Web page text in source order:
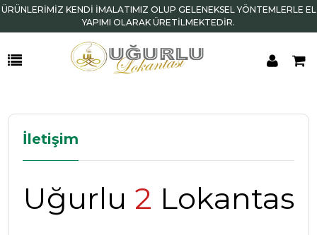
ÜRÜNLERİMİZ KENDİ İMALATIMIZ OLUP GELENEKSEL YÖNTEMLERLE EL
YAPIMI OLARAK ÜRETİLMEKTEDİR.
İletişim
Uğurlu 2 Lokantası